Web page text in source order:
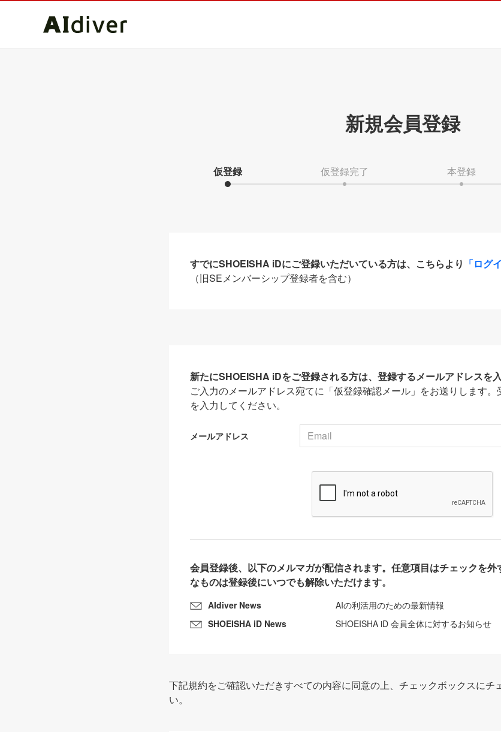
新規会員登録
仮登録 仮登録完了 本登録
すでにSHOEISHA iDにご登録いただいている方は、こちらより 「ログ
（旧SEメンバーシップ登録者を含む）
新たにSHOEISHA iDをご登録される方は、登録するメールアドレスを
ご入力のメールアドレス宛てに「仮登録確認メール」をお送りします
を入力してください。
メールアドレス
会員登録後、以下のメルマガが配信されます。任意項目はチェックを
なものは登録後にいつでも解除いただけます。
AIdiver News
AIの利活用のための最新情報
SHOEISHA iD News
SHOEISHA iD 会員全体に対するお知らせ
下記規約をご確認いただきすべての内容に同意の上、チェックボックスにチ
い。